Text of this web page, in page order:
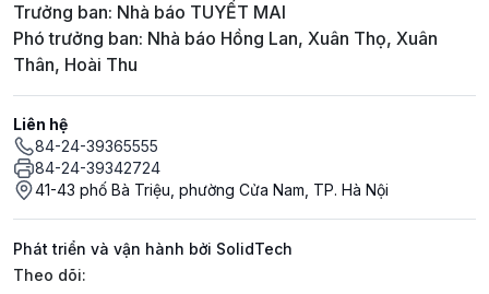
Trưởng ban: Nhà báo TUYẾT MAI
Phó trưởng ban: Nhà báo Hồng Lan, Xuân Thọ, Xuân
Thân, Hoài Thu
Liên hệ
84-24-39365555
84-24-39342724
41-43 phố Bà Triệu, phường Cửa Nam, TP. Hà Nội
Phát triển và vận hành bởi SolidTech
Mạng xã hội
Theo dõi: